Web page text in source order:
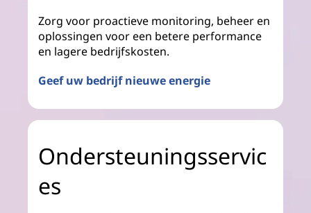
Zorg voor proactieve monitoring, beheer en
oplossingen voor een betere performance
en lagere bedrijfskosten.
Geef uw bedrijf nieuwe energie
Ondersteuningsservic
es